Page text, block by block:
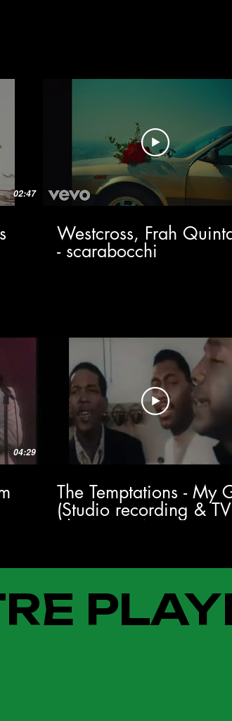
02:47
Westcross, Frah
- scarabocchi
04:29
The Temptations - My
(Studio recording & TV
Show 1964) HD